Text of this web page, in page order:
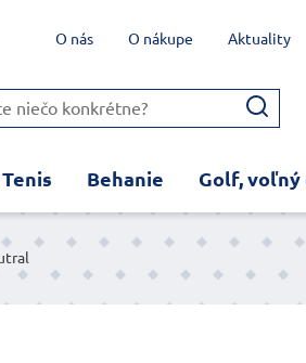
Behanie Golf, voľný
O nás O nákupe Aktuality